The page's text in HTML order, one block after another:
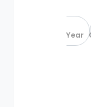
Next Academic Year